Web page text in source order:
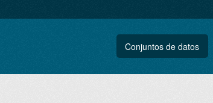
Conjuntos de datos